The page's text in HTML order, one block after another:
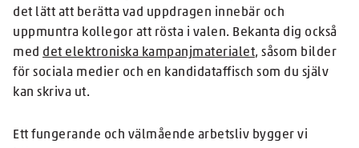
det lätt att berätta vad uppdragen innebär och
uppmuntra kollegor att rösta i valen. Bekanta dig också
med det elektroniska kampanjmaterialet, såsom bilder
för sociala medier och en kandidataffisch som du själv
kan skriva ut.
Ett fungerande och välmående arbetsliv bygger vi